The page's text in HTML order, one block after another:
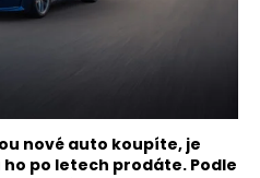
nové auto koupíte, je
po letech prodáte. Podle